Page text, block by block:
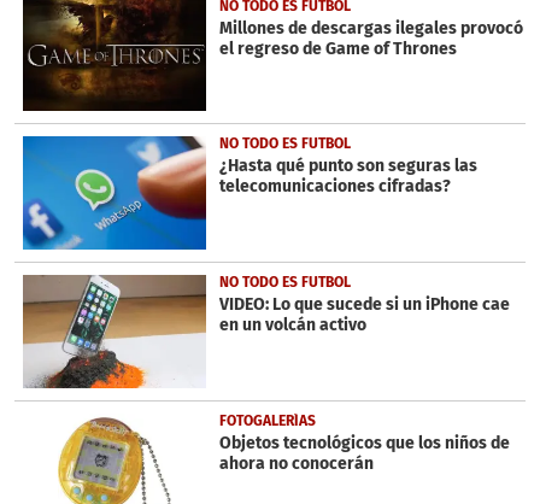
minutes,
10
seconds
NO TODO ES FUTBOL
Millones de descargas ilegales provocó
el regreso de Game of Thrones
NO TODO ES FUTBOL
¿Hasta qué punto son seguras las
telecomunicaciones cifradas?
NO TODO ES FUTBOL
VIDEO: Lo que sucede si un iPhone cae
en un volcán activo
FOTOGALERÍAS
Objetos tecnológicos que los niños de
ahora no conocerán